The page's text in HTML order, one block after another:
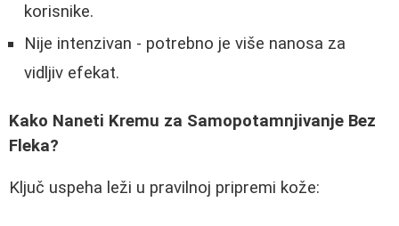
korisnike.
Nije intenzivan - potrebno je više nanosa za
vidljiv efekat.
Kako Naneti Kremu za Samopotamnjivanje Bez
Fleka?
Ključ uspeha leži u pravilnoj pripremi kože: